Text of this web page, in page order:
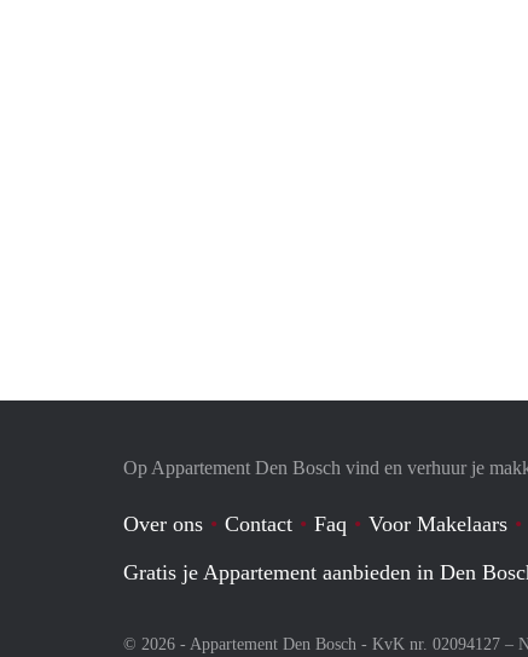
Op Appartement Den Bosch vind en verhuur je
Over ons Contact Faq Voor Makelaars
Gratis je Appartement aanbieden in Den
© 2026 - Appartement Den Bosch - KvK nr. 02094127 –